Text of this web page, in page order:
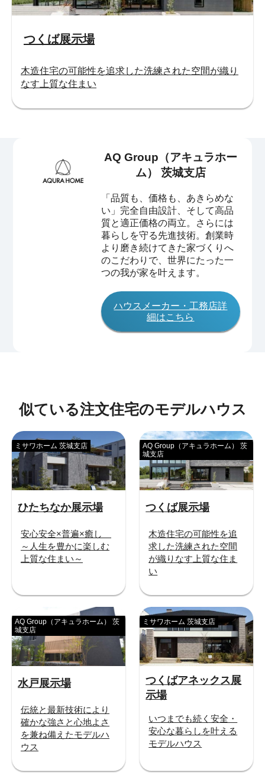
つくば展示場
木造住宅の可能性を追求した洗練された空間が織り
なす上質な住まい
AQ Group（アキュラホー
ム） 茨城支店
「品質も、価格も、あきらめな
い」完全自由設計、そして高品
質と適正価格の両立。さらには
暮らしを守る先進技術。創業時
より磨き続けてきた家づくりへ
のこだわりで、世界にたった一
つの我が家を叶えます。
ハウスメーカー・工務店詳
細はこちら
似ている注文住宅のモデルハウス
ひたちなか展示場
ミサワホーム 茨城支店
安心安全×普遍×癒し
～人生を豊かに楽しむ
上質な住まい～
つくば展示場
AQ Group（アキュラホーム） 茨
城支店
木造住宅の可能性を追
求した洗練された空間
が織りなす上質な住ま
い
水戸展示場
AQ Group（アキュラホーム） 茨
城支店
伝統と最新技術により
確かな強さと心地よさ
を兼ね備えたモデルハ
ウス
つくばアネックス展
示場
ミサワホーム 茨城支店
いつまでも続く安全・
安心な暮らしを叶える
モデルハウス